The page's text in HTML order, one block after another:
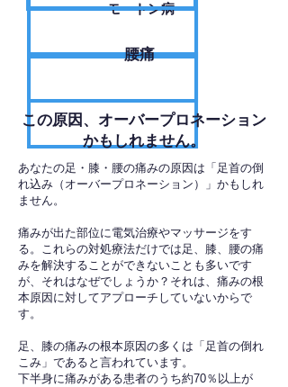
モートン病
腰痛
​この原因、オーバープロネーション
かもしれません。
あなたの足・膝・腰の痛みの原因は「足首の倒
れ込み（オーバープロネーション）」かもしれ
ません。
痛みが出た部位に電気治療やマッサージをす
る。これらの対処療法だけでは足、膝、腰の痛
みを解決することができないことも多いです
が、それはなぜでしょうか？それは、痛みの根
本原因に対してアプローチしていないからで
す。
足、膝の痛みの根本原因の多くは「足首の倒れ
こみ」であると言われています。
下半身に痛みがある患者のうち約70％以上が